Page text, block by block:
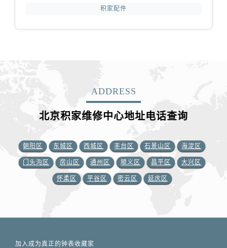
积家配件
ADDRESS
北京积家维修中心地址电话查询
朝阳区 东城区 西城区 丰台区 石景山区 海淀区
门头沟区 房山区 通州区 顺义区 昌平区 大兴区
怀柔区 平谷区 密云区 延庆区
加入成为真正的钟表收藏家